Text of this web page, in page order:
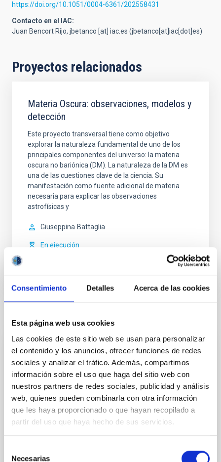
Consentimiento Detalles Acerca de las cookies
Esta página web usa cookies
Las cookies de este sitio web se usan para personalizar
el contenido y los anuncios, ofrecer funciones de redes
sociales y analizar el tráfico. Además, compartimos
información sobre el uso que haga del sitio web con
nuestros partners de redes sociales, publicidad y análisis
web, quienes pueden combinarla con otra información
que les haya proporcionado o que hayan recopilado a
partir del uso que haya hecho de sus servicios.
Necesarias
https://doi.org/10.1051/0004-6361/202558431
Contacto en el IAC:
Juan Bencort Rijo, jbetanco [at] iac.es (jbetanco[at]iac[dot]es)
Proyectos relacionados
Materia Oscura: observaciones, modelos y
detección
Este proyecto transversal tiene como objetivo
explorar la naturaleza fundamental de uno de los
principales componentes del universo: la materia
oscura no bariónica (DM). La naturaleza de la DM es
una de las cuestiones clave de la ciencia. Su
manifestación como fuente adicional de materia
necesaria para explicar las observaciones
astrofísicas y
Giuseppina Battaglia
En ejecución
Noticias relacionadas
RESULTADO DE INVESTIGACIÓN
Una medida precisa del tamaño de los
halos de materia oscura utilizando el
tamaño de las galaxias
En el modelo cosmológico estándar ( 𝜦 CDM), las
galaxias son meramente las "puntas del iceberg"
Aunque estos halos dictan la evolución y el